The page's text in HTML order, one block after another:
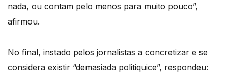
nada, ou contam pelo menos para muito pouco”,
afirmou.
No final, instado pelos jornalistas a concretizar e se
considera existir “demasiada politiquice”, respondeu: